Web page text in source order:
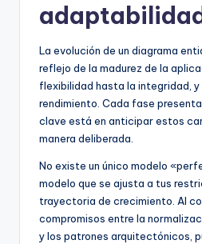
La evolución de un diagrama
reflejo de la madurez de la
flexibilidad hasta la integridad, y
rendimiento. Cada fase
clave está en anticipar estos
manera deliberada.
No existe un único modelo
modelo que se ajusta a tus
trayectoria de crecimiento. Al
compromisos entre la
y los patrones arquitectónicos,